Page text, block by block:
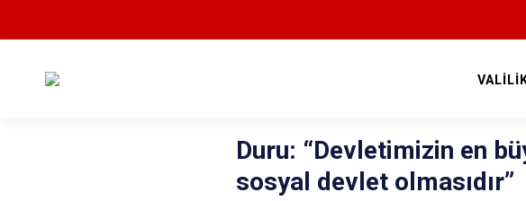
Duru: “Devletimizin en
sosyal devlet olmasıdır”